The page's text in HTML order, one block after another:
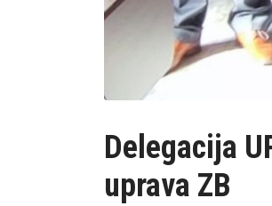
Delegacija
uprava ZB